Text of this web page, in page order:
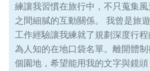
練讓我習慣在旅行中，不只蒐集
之間細膩的互動關係。 我曾是旅
工作經驗讓我練就了規劃深度行
為人知的在地口袋名單。離開體
個園地，希望能用我的文字與鏡